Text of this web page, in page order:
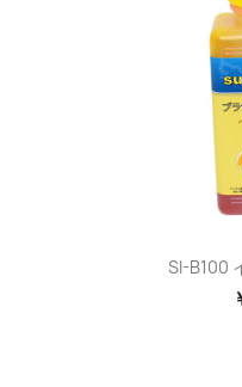
SI-B100